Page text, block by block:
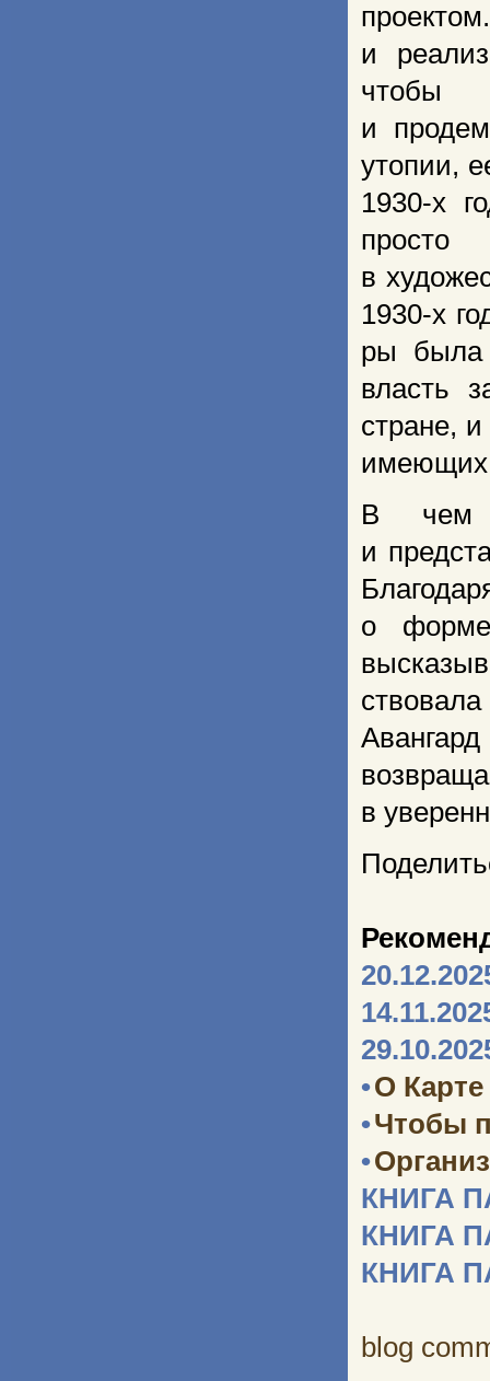
и
чтобы
и
утопии,
1930-х
просто
в
1930-х
ры была
власть
стране,
имеющих
В чем
и
о форме
в
•О
•Чтобы
•
КНИГА
КНИГА
КНИГА
blog